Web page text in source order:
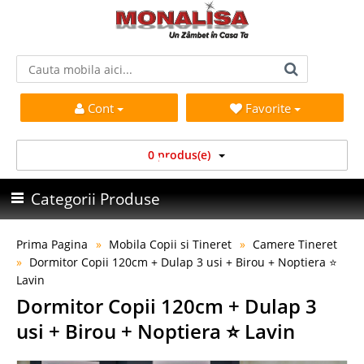
Cont Favorite
0 produs(e)
Categorii Produse
Prima Pagina Mobila Copii si Tineret
Camere Tineret
Dormitor Copii 120cm + Dulap 3 usi + Birou + Noptiera ⭐
Lavin
Dormitor Copii 120cm + Dulap 3
usi + Birou + Noptiera ⭐ Lavin